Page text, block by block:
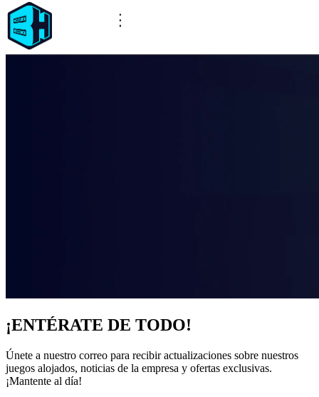
¡ENTÉRATE DE TODO!
Únete a nuestro correo para recibir actualizaciones sobre nuestros
juegos alojados, noticias de la empresa y ofertas exclusivas.
¡Mantente al día!